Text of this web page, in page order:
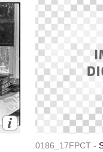
0186_17FPCT -